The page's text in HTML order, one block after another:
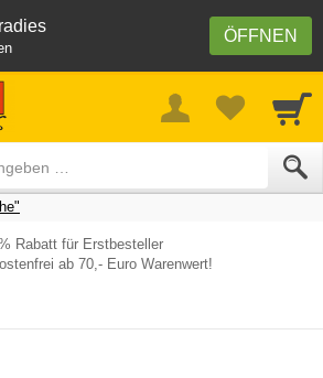
ÖFFNEN
Rabatt für Erstbesteller
ab 70,- Euro Warenwert!